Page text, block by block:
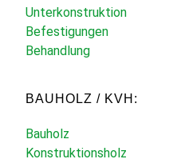
Unterkonstruktion
Befestigungen
Behandlung
BAUHOLZ / KVH:
Bauholz
Konstruktionsholz